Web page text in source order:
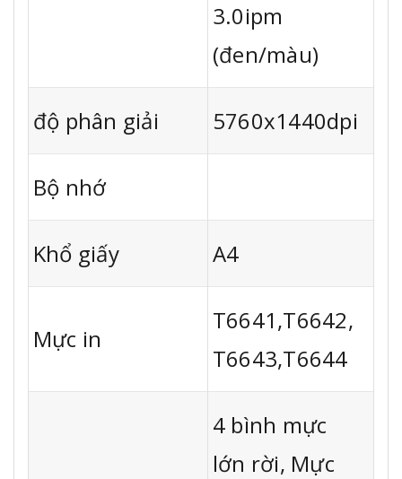
3.0ipm
(đen/màu)
độ phân giải 5760x1440dpi
Bộ nhớ
Khổ giấy A4
Mực in
T6641,T6642,
T6643,T6644
4 bình mực
lớn rời, Mực